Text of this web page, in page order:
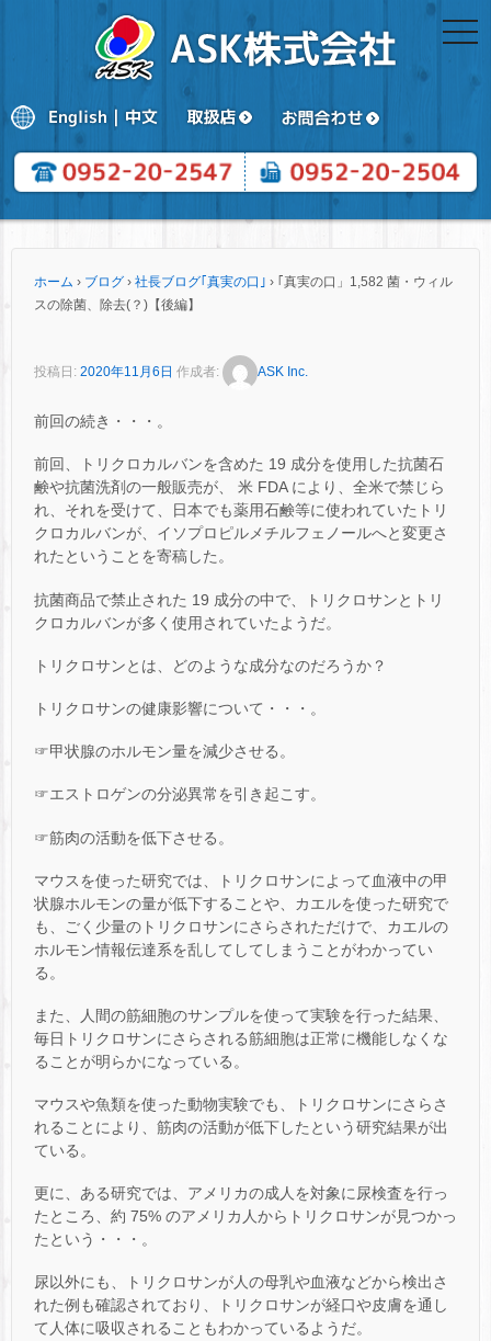
ホーム › ブログ › 社長ブログ｢真実の口｣ › ｢真実の口」1,582 菌・ウィル
スの除菌、除去(？)【後編】
投稿日: 2020年11月6日 作成者: ASK Inc.
前回の続き・・・。
前回、トリクロカルバンを含めた 19 成分を使用した抗菌石
鹸や抗菌洗剤の一般販売が、 米 FDA により、全米で禁じら
れ、それを受けて、日本でも薬用石鹸等に使われていたトリ
クロカルバンが、イソプロピルメチルフェノールへと変更さ
れたということを寄稿した。
抗菌商品で禁止された 19 成分の中で、トリクロサンとトリ
クロカルバンが多く使用されていたようだ。
トリクロサンとは、どのような成分なのだろうか？
トリクロサンの健康影響について・・・。
☞甲状腺のホルモン量を減少させる。
☞エストロゲンの分泌異常を引き起こす。
☞筋肉の活動を低下させる。
マウスを使った研究では、トリクロサンによって血液中の甲
状腺ホルモンの量が低下することや、カエルを使った研究で
も、ごく少量のトリクロサンにさらされただけで、カエルの
ホルモン情報伝達系を乱してしてしまうことがわかってい
る。
また、人間の筋細胞のサンプルを使って実験を行った結果、
毎日トリクロサンにさらされる筋細胞は正常に機能しなくな
ることが明らかになっている。
マウスや魚類を使った動物実験でも、トリクロサンにさらさ
れることにより、筋肉の活動が低下したという研究結果が出
ている。
更に、ある研究では、アメリカの成人を対象に尿検査を行っ
たところ、約 75% のアメリカ人からトリクロサンが見つかっ
たという・・・。
尿以外にも、トリクロサンが人の母乳や血液などから検出さ
れた例も確認されており、トリクロサンが経口や皮膚を通し
て人体に吸収されることもわかっているようだ。